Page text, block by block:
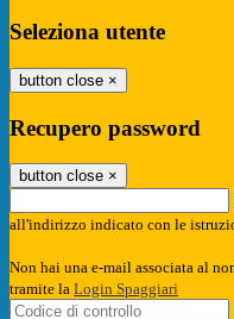
Seleziona utente
button close ×
Recupero password
button close ×
all'indirizzo indicato con le
Non hai una e-mail associata al
tramite la Login Spaggiari